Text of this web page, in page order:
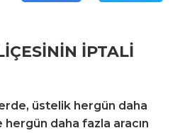
İPTALİ
üstelik hergün daha
hergün daha fazla aracın